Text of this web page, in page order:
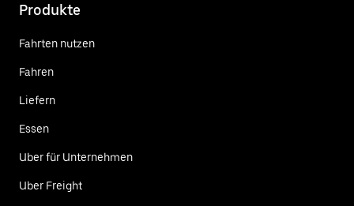
Produkte
Fahrten nutzen
Fahren
Liefern
Essen
Uber für Unternehmen
Uber Freight